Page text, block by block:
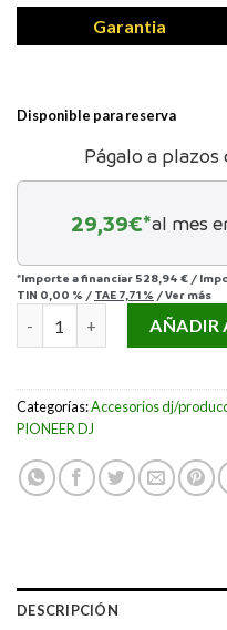
Garantia
Disponible para reserva
Págalo a plazos
29,39€*al mes
*Importe a financiar 528,94 € /
TIN 0,00 % / TAE 7,71 % /Ver más
SECUENCIADOR PIONEER
AÑADIR
Categorías:Accesorios dj/
PIONEER DJ
DESCRIPCIÓN